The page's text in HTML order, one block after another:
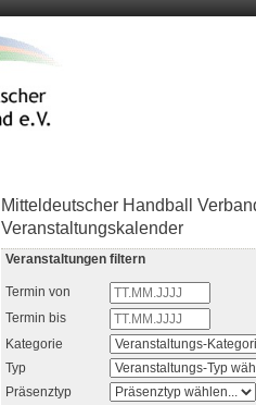
Mitteldeutscher Handball
Veranstaltungskalender
Veranstaltungen filtern
Termin von
Termin bis
Kategorie
Typ
Präsenztyp